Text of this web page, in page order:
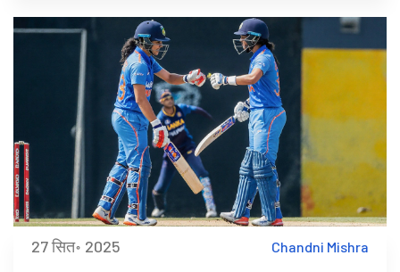
27 सित॰ 2025 Chandni Mishra